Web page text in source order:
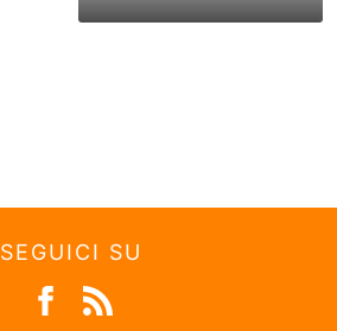
SEGUICI SU